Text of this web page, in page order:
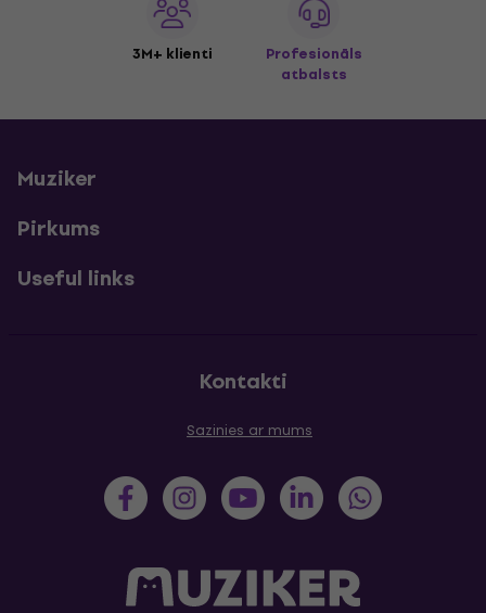
3M+ klienti
Profesionāls
atbalsts
Muziker
Pirkums
Useful links
Kontakti
Sazinies ar mums